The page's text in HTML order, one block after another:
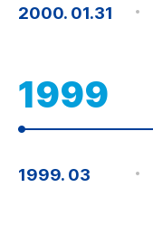
2000. 01.31
1999
1999. 03